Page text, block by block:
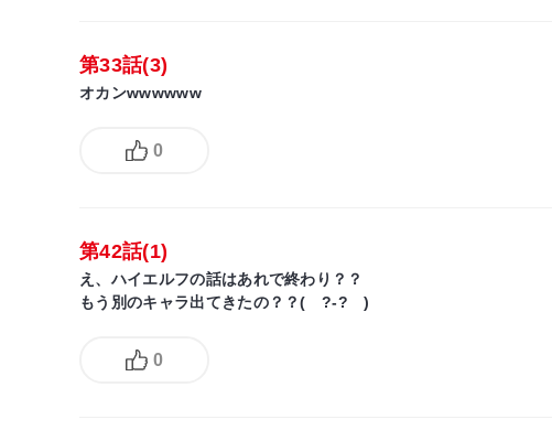
第33話(3)
オカンwwwwww
0
第42話(1)
え、ハイエルフの話はあれで終わり？？
もう別のキャラ出てきたの？？( ?-? )
0